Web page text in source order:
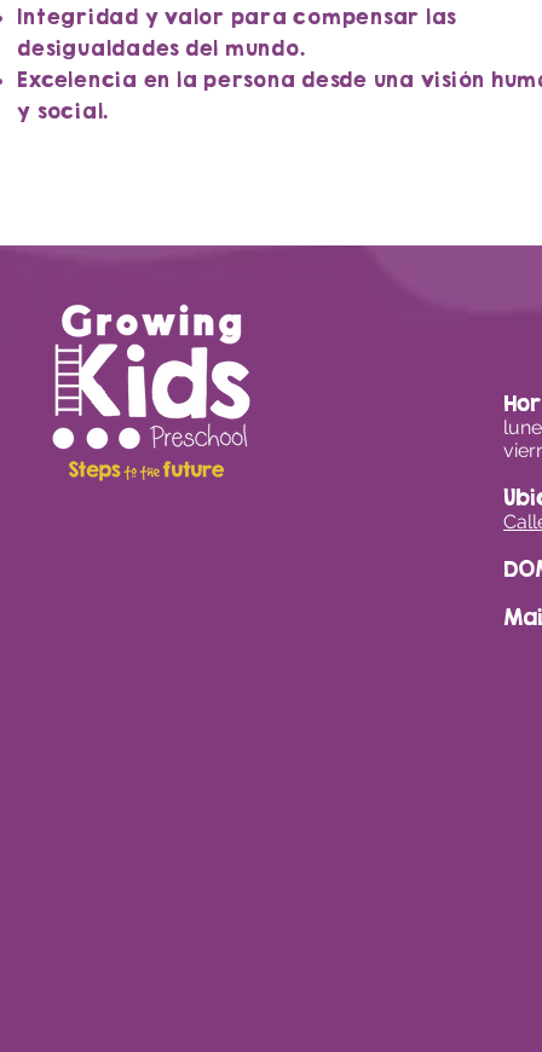
Integridad y valor para compensar las
desigualdades del mundo.
Excelencia en la persona desde una visión
y social.